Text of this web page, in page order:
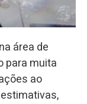
área de
para muita
ao